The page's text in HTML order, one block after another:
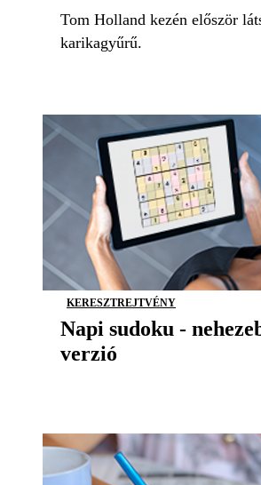
Tom Holland kezén először
karikagyűrű.
KERESZTREJTVÉNY
Napi sudoku -
verzió